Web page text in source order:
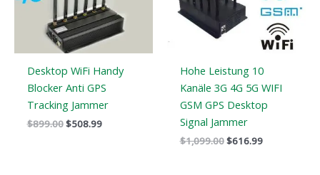
Desktop WiFi Handy
Blocker Anti GPS
Tracking Jammer
$899.00$508.99
Hohe Leistung 10
Kanäle 3G 4G 5G WIFI
GSM GPS Desktop
Signal Jammer
$1,099.00$616.99